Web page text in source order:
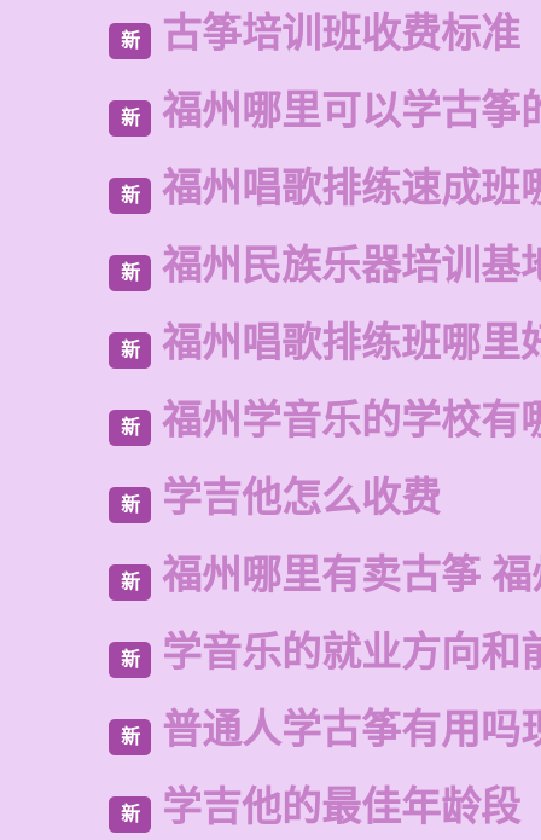
新 古筝培训班收费标准
新 福州哪里可以学古筝
新 福州唱歌排练速成班
新 福州民族乐器培训基
新 福州唱歌排练班哪里
新 福州学音乐的学校有
新 学吉他怎么收费
新 福州哪里有卖古筝
新 学音乐的就业方向和
新 普通人学古筝有用吗
新 学吉他的最佳年龄段